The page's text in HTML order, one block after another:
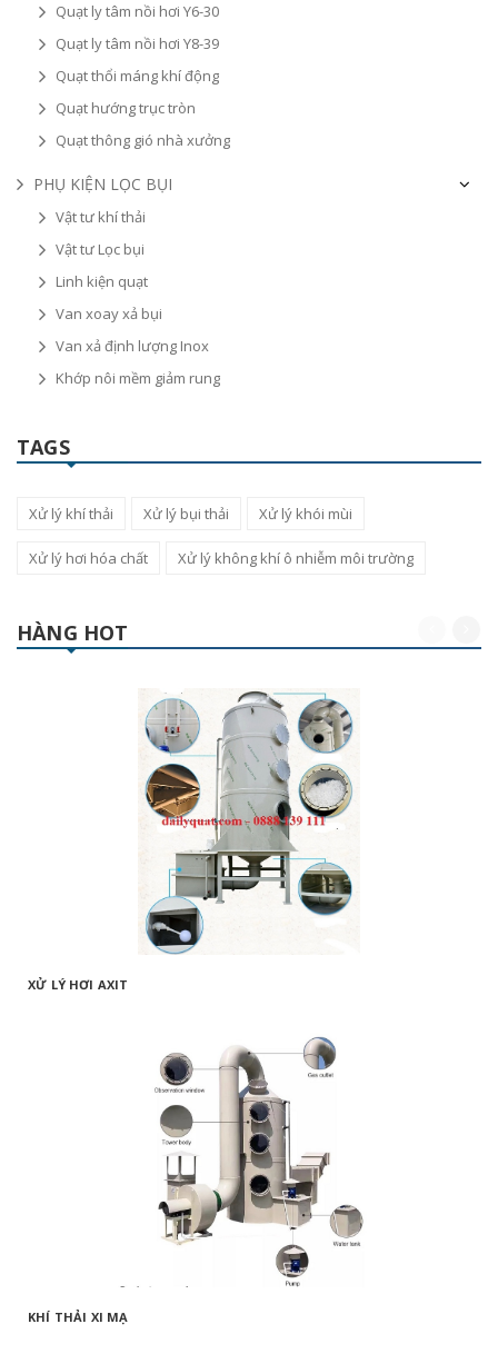
Quạt ly tâm nồi hơi Y6-30
Quạt ly tâm nồi hơi Y8-39
Quạt thổi máng khí động
Quạt hướng trục tròn
Quạt thông gió nhà xưởng
PHỤ KIỆN LỌC BỤI
Vật tư khí thải
Vật tư Lọc bụi
Linh kiện quạt
Van xoay xả bụi
Van xả định lượng Inox
Khớp nôi mềm giảm rung
TAGS
Xử lý khí thải Xử lý bụi thải Xử lý khói mùi
Xử lý hơi hóa chất Xử lý không khí ô nhiễm môi trường
HÀNG HOT
XỬ LÝ HƠI AXIT
KHÍ THẢI XI MẠ